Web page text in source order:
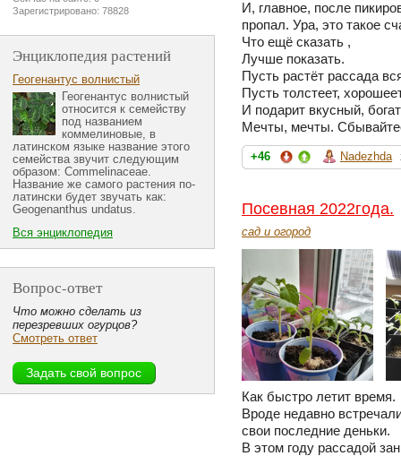
И, главное, после
пропал. Ура, это такое
Что ещё сказать ,
Лучше показать.
Пусть растёт рассада
Пусть толстеет,
И подарит вкусный,
Мечты, мечты.
+46 Nadezhda
Посевная 2022года.
сад и огород
Как быстро летит время.
Вроде недавно
свои последние деньки.
В этом году рассадой
Зарегистрировано: 78828
Энциклопедия растений
Геогенантус волнистый
Геогенантус волнистый
относится к семейству
под названием
коммелиновые, в
латинском языке название этого
семейства звучит следующим
образом: Commelinaceae.
Название же самого растения по-
латински будет звучать как:
Geogenanthus undatus.
Вся энциклопедия
Вопрос-ответ
Что можно сделать из
перезревших огурцов?
Смотреть ответ